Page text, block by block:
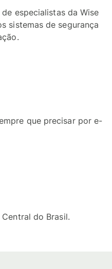
especialistas da Wise
sistemas de segurança
que precisar por e-
do Brasil.